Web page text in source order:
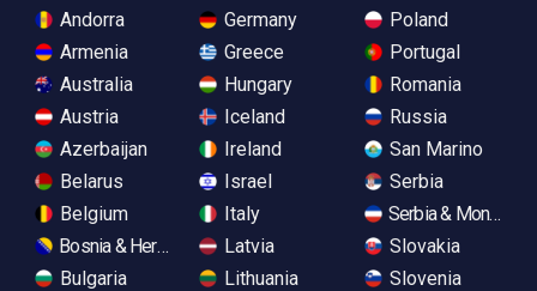
Andorra
Armenia
Australia
Austria
Azerbaijan
Belarus
Belgium
Bosnia & Herzegovina
Bulgaria
Germany
Greece
Hungary
Iceland
Ireland
Israel
Italy
Latvia
Lithuania
Poland
Portugal
Romania
Russia
San Marino
Serbia
Serbia &
Slovakia
Slovenia